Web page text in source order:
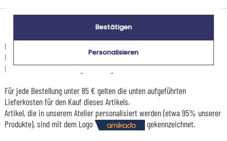
Lieferdatum und Lieferpreis
Dieser Artikel wird in unserem Atelier in Toulouse personalisiert.
Er ist für das Angebot "Versandkostenfrei ab 85 € Warenwert" mit der
Hermes-Standardlieferung berechtigt.
Für jede Bestellung unter 85 € gelten die unten aufgeführten
Lieferkosten für den Kauf dieses Artikels.
Artikel, die in unserem Atelier personalisiert werden (etwa 95% unserer
Produkte), sind mit dem Logo
gekennzeichnet.
Bestätigen
Personalisieren